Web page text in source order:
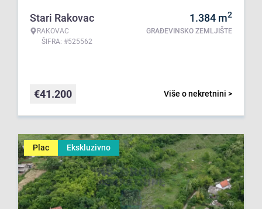
Stari Rakovac
RAKOVAC
ŠIFRA: #525562
1.384 m2
GRAĐEVINSKO ZEMLJIŠTE
Više o nekretnini >
€41.200
Plac Ekskluzivno